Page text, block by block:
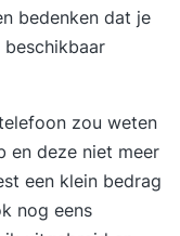
bedenken dat je
zou weten
en deze niet meer
een klein bedrag
nog eens